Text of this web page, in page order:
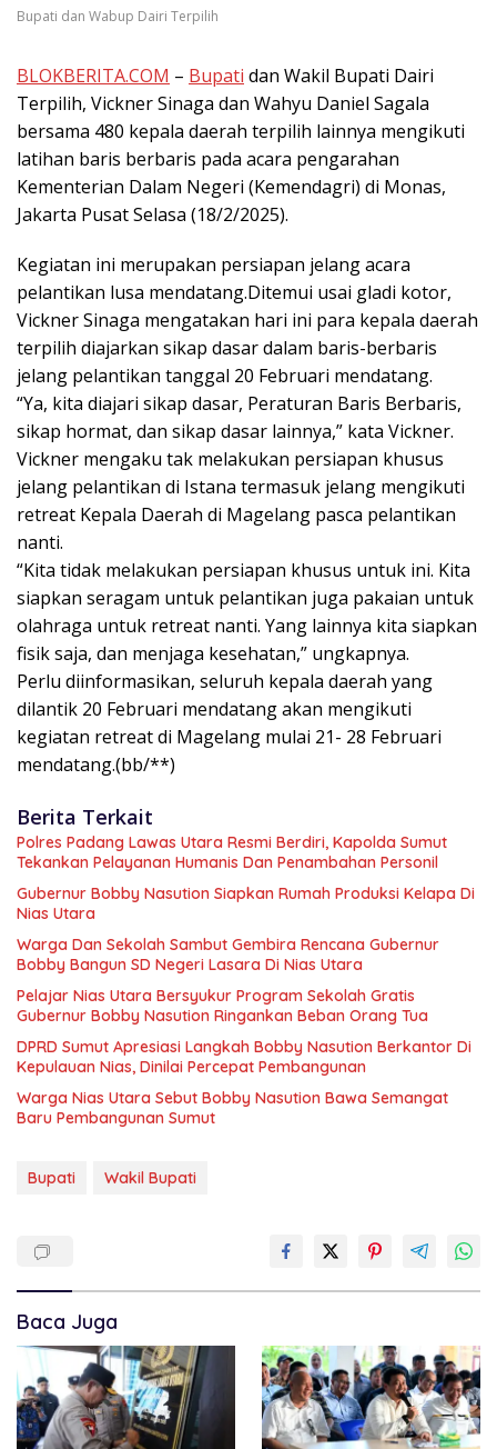
Bupati dan Wabup Dairi Terpilih
BLOKBERITA.COM – Bupati dan Wakil Bupati Dairi
Terpilih, Vickner Sinaga dan Wahyu Daniel Sagala
bersama 480 kepala daerah terpilih lainnya mengikuti
latihan baris berbaris pada acara pengarahan
Kementerian Dalam Negeri (Kemendagri) di Monas,
Jakarta Pusat Selasa (18/2/2025).
Kegiatan ini merupakan persiapan jelang acara
pelantikan lusa mendatang.Ditemui usai gladi kotor,
Vickner Sinaga mengatakan hari ini para kepala daerah
terpilih diajarkan sikap dasar dalam baris-berbaris
jelang pelantikan tanggal 20 Februari mendatang.
“Ya, kita diajari sikap dasar, Peraturan Baris Berbaris,
sikap hormat, dan sikap dasar lainnya,” kata Vickner.
Vickner mengaku tak melakukan persiapan khusus
jelang pelantikan di Istana termasuk jelang mengikuti
retreat Kepala Daerah di Magelang pasca pelantikan
nanti.
“Kita tidak melakukan persiapan khusus untuk ini. Kita
siapkan seragam untuk pelantikan juga pakaian untuk
olahraga untuk retreat nanti. Yang lainnya kita siapkan
fisik saja, dan menjaga kesehatan,” ungkapnya.
Perlu diinformasikan, seluruh kepala daerah yang
dilantik 20 Februari mendatang akan mengikuti
kegiatan retreat di Magelang mulai 21- 28 Februari
mendatang.(bb/**)
Berita Terkait
Polres Padang Lawas Utara Resmi Berdiri, Kapolda Sumut
Tekankan Pelayanan Humanis Dan Penambahan Personil
Gubernur Bobby Nasution Siapkan Rumah Produksi Kelapa Di
Nias Utara
Warga Dan Sekolah Sambut Gembira Rencana Gubernur
Bobby Bangun SD Negeri Lasara Di Nias Utara
Pelajar Nias Utara Bersyukur Program Sekolah Gratis
Gubernur Bobby Nasution Ringankan Beban Orang Tua
DPRD Sumut Apresiasi Langkah Bobby Nasution Berkantor Di
Kepulauan Nias, Dinilai Percepat Pembangunan
Warga Nias Utara Sebut Bobby Nasution Bawa Semangat
Baru Pembangunan Sumut
Bupati Wakil Bupati
Baca Juga